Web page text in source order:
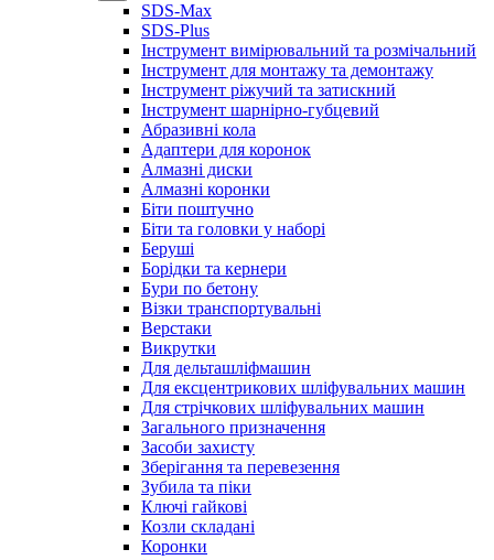
SDS-Max
SDS-Plus
Інструмент вимірювальний та розмічальний
Інструмент для монтажу та демонтажу
Інструмент ріжучий та затискний
Інструмент шарнірно-губцевий
Абразивні кола
Адаптери для коронок
Алмазні диски
Алмазні коронки
Біти поштучно
Біти та головки у наборі
Беруші
Борідки та кернери
Бури по бетону
Візки транспортувальні
Верстаки
Викрутки
Для дельташліфмашин
Для ексцентрикових шліфувальних машин
Для стрічкових шліфувальних машин
Загального призначення
Засоби захисту
Зберігання та перевезення
Зубила та піки
Ключі гайкові
Козли складані
Коронки